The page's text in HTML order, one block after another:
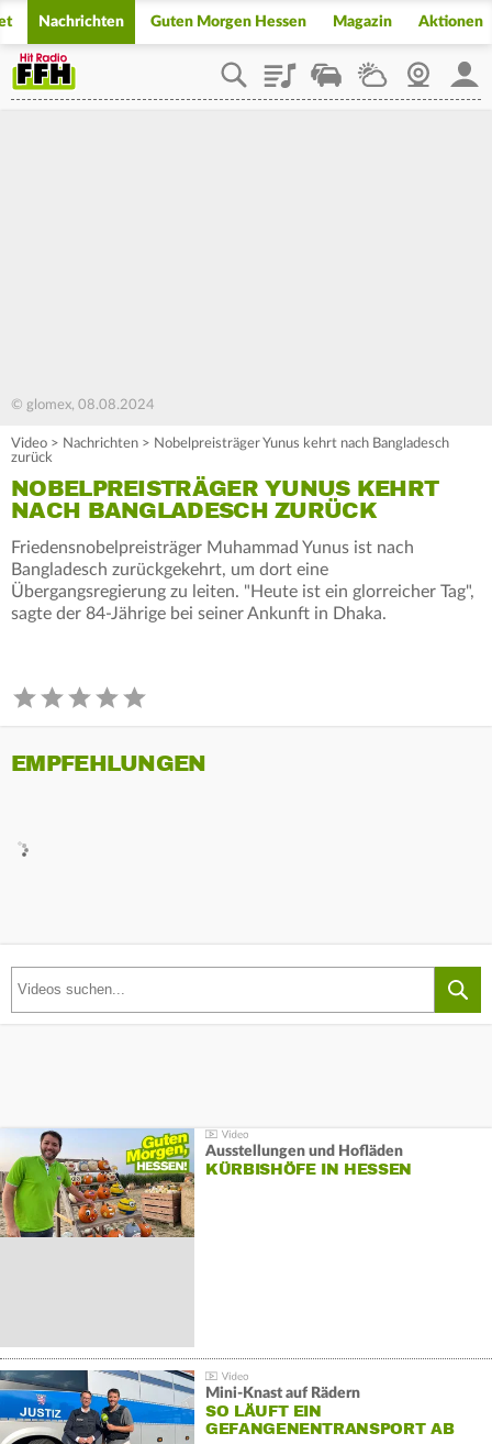
Nachrichten Guten Morgen Hessen Magazin Aktionen
PlaylistStaupilotWetterWebcam
© glomex, 08.08.2024
Video > Nachrichten > Nobelpreisträger Yunus kehrt nach Bangladesch
zurück
NOBELPREISTRÄGER YUNUS KEHRT
NACH BANGLADESCH ZURÜCK
Friedensnobelpreisträger Muhammad Yunus ist nach
Bangladesch zurückgekehrt, um dort eine
Übergangsregierung zu leiten. "Heute ist ein glorreicher Tag",
sagte der 84-Jährige bei seiner Ankunft in Dhaka.
EMPFEHLUNGEN
Ausstellungen und Hofläden
KÜRBISHÖFE IN HESSEN
Mini-Knast auf Rädern
SO LÄUFT EIN
GEFANGENENTRANSPORT AB